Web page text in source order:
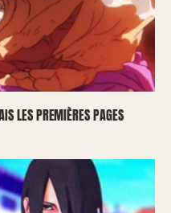
LES PREMIÈRES PAGES